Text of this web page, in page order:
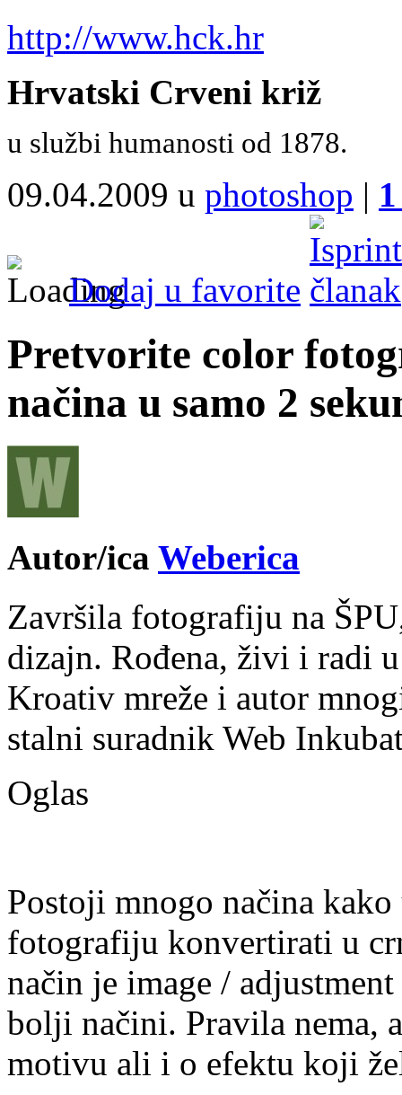
http://www.hck.hr
Hrvatski Crveni križ
u službi humanosti od 1878.
09.04.2009 u photoshop | 1
Dodaj u favorite
Pretvorite color
načina u samo 2
Autor/ica Weberica
Završila fotografiju na
dizajn. Rođena, živi i radi
Kroativ mreže i autor
stalni suradnik Web
Oglas
Postoji mnogo načina
fotografiju konvertirati u
način je image /
bolji načini. Pravila nema,
motivu ali i o efektu koji